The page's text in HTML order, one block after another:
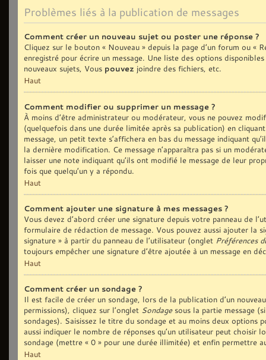
Problèmes liés à la publication de messages
Comment créer un nouveau sujet ou poster une réponse ?
Cliquez sur le bouton « Nouveau » depuis la page d’un forum ou «
enregistré pour écrire un message. Une liste des options
nouveaux sujets, Vous pouvez joindre des fichiers, etc.
Haut
Comment modifier ou supprimer un message ?
À moins d’être administrateur ou modérateur, vous ne pouvez
(quelquefois dans une durée limitée après sa publication) en
message, un petit texte s’affichera en bas du message indiquant
la dernière modification. Ce message n’apparaîtra pas si un
laisser une note indiquant qu’ils ont modifié le message de leur
fois que quelqu’un y a répondu.
Haut
Comment ajouter une signature à mes messages ?
Vous devez d’abord créer une signature depuis votre panneau de
formulaire de rédaction de message. Vous pouvez aussi ajouter la
signature » à partir du panneau de l’utilisateur (onglet Préférences
toujours empêcher une signature d’être ajoutée à un message en
Haut
Comment créer un sondage ?
Il est facile de créer un sondage, lors de la publication d’un
permissions), cliquez sur l’onglet Sondagesous la partie message
sondages). Saisissez le titre du sondage et au moins deux options
aussi indiquer le nombre de réponses qu’un utilisateur peut
sondage (mettre « 0 » pour une durée illimitée) et enfin permettre
Haut